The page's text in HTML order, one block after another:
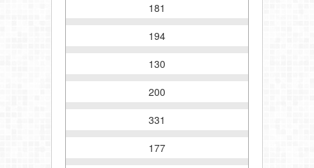
181
194
130
200
331
177